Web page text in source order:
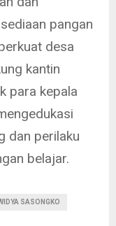
pangan
desa
kantin
para kepala
dan perilaku
belajar.
SASONGKO